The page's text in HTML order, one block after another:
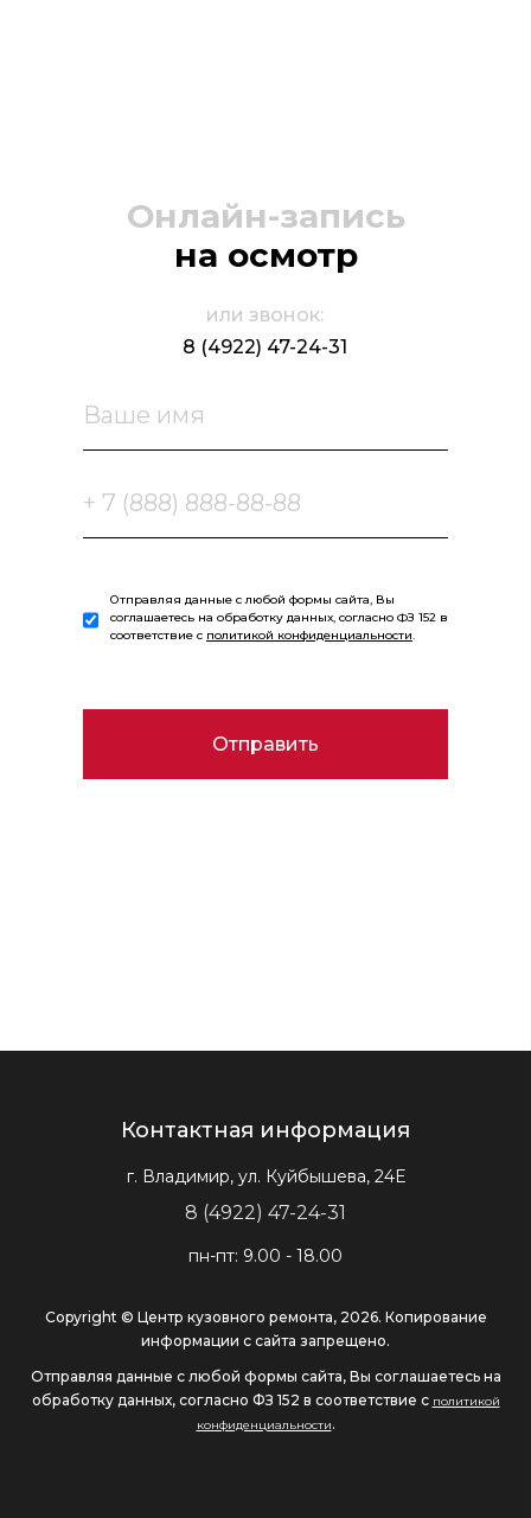
Онлайн-запись
на осмотр
или звонок:
8 (4922) 47-24-31
Отправляя данные с любой формы сайта, Вы
соглашаетесь на обработку данных, согласно ФЗ 152 в
соответствие с политикой конфиденциальности.
Контактная информация
г. Владимир, ул. Куйбышева, 24Е
8 (4922) 47-24-31
пн-пт: 9.00 - 18.00
Copyright © Центр кузовного ремонта, 2026. Копирование
информации с сайта запрещено.
Отправляя данные с любой формы сайта, Вы соглашаетесь на
обработку данных, согласно ФЗ 152 в соответствие с политикой
конфиденциальности.